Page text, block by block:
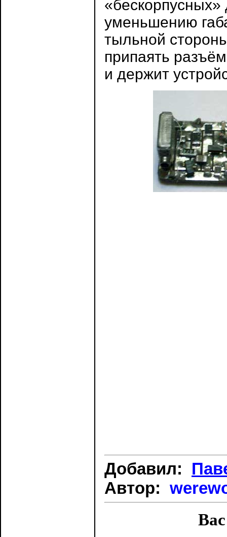
уменьшению
тыльной
припаять
и держит
Добавил:
Автор: